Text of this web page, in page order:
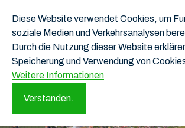
Diese Website verwendet Cookies, um
soziale Medien und Verkehrsanalysen
Durch die Nutzung dieser Website
Speicherung und Verwendung von
Weitere Informationen
Verstanden.